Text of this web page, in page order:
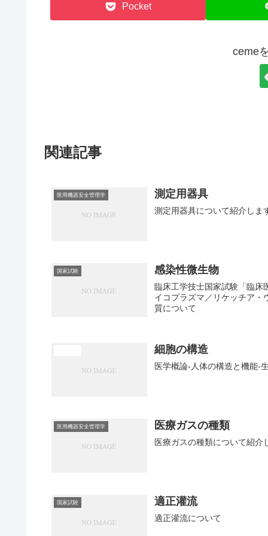
Pocket
ceme
関連記事
医用機器安全管理学 測定用器具
測定用器具について紹介しま
国家試験 感染性微生物
臨床工学技士国家試験「臨床
イコプラズマ／リケッチア・
質について
細胞の構造
医学概論-人体の構造と機能-
医用機器安全管理学 医療ガスの種類
医療ガスの種類について紹介
国家試験 適正灌流
適正灌流について